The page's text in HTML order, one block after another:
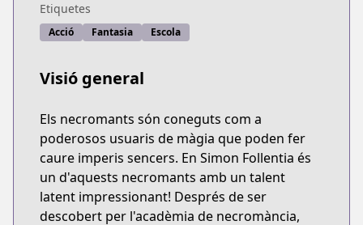
Etiquetes
Acció Fantasia Escola
Visió general
Els necromants són coneguts com a
poderosos usuaris de màgia que poden fer
caure imperis sencers. En Simon Follentia és
un d'aquests necromants amb un talent
latent impressionant! Després de ser
descobert per l'acadèmia de necromància,